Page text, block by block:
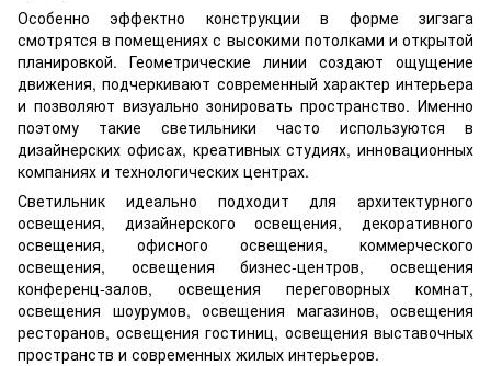
Особенно эффектно конструкции в форме зигзага
смотрятся в помещениях с высокими потолками и открытой
планировкой. Геометрические линии создают ощущение
движения, подчеркивают современный характер интерьера
и позволяют визуально зонировать пространство. Именно
поэтому такие светильники часто используются в
дизайнерских офисах, креативных студиях, инновационных
компаниях и технологических центрах.
Светильник идеально подходит для архитектурного
освещения, дизайнерского освещения, декоративного
освещения, офисного освещения, коммерческого
освещения, освещения бизнес-центров, освещения
конференц-залов, освещения переговорных комнат,
освещения шоурумов, освещения магазинов, освещения
ресторанов, освещения гостиниц, освещения выставочных
пространств и современных жилых интерьеров.